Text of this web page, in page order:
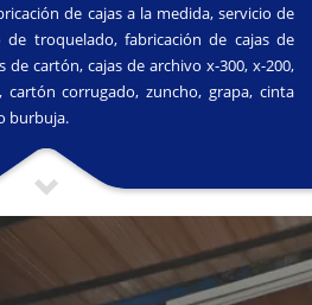
de cajas a la medida, servicio de
de troquelado, fabricación de cajas de
de cartón, cajas de archivo x-300, x-200,
cartón corrugado, zuncho, grapa, cinta
burbuja.